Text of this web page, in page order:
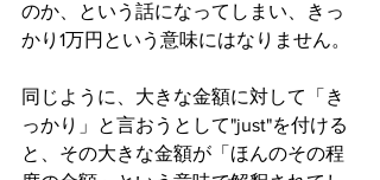
のか、という話になってしまい、きっ
かり1万円という意味にはなりません。
同じように、大きな金額に対して「き
っかり」と言おうとして"just"を付ける
と、その大きな金額が「ほんのその程